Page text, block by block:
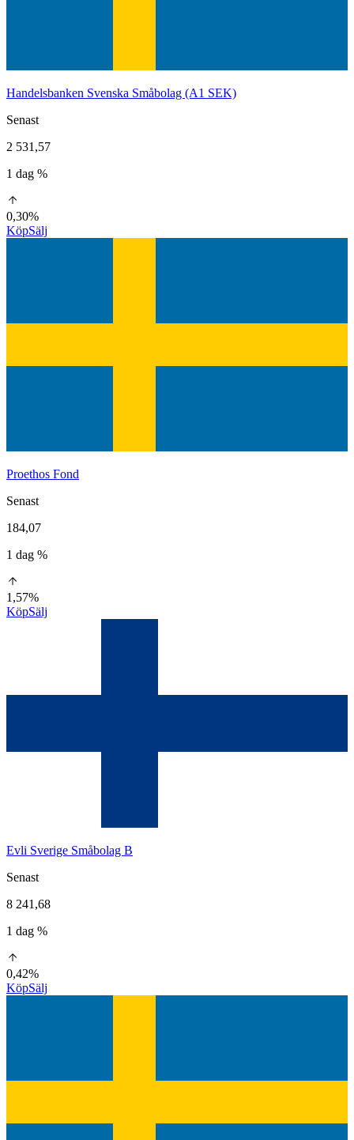
Handelsbanken Svenska Småbolag (A1 SEK)
Senast
2 531,57
1 dag %
0,30%
KöpSälj
Proethos Fond
Senast
184,07
1 dag %
1,57%
KöpSälj
Evli Sverige Småbolag B
Senast
8 241,68
1 dag %
0,42%
KöpSälj